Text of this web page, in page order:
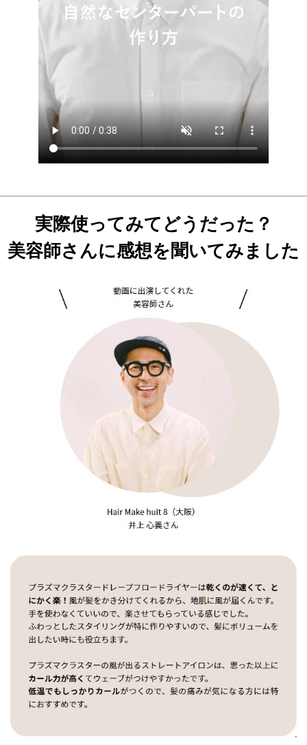
実際使ってみてどうだった？
美容師さんに感想を聞いてみました